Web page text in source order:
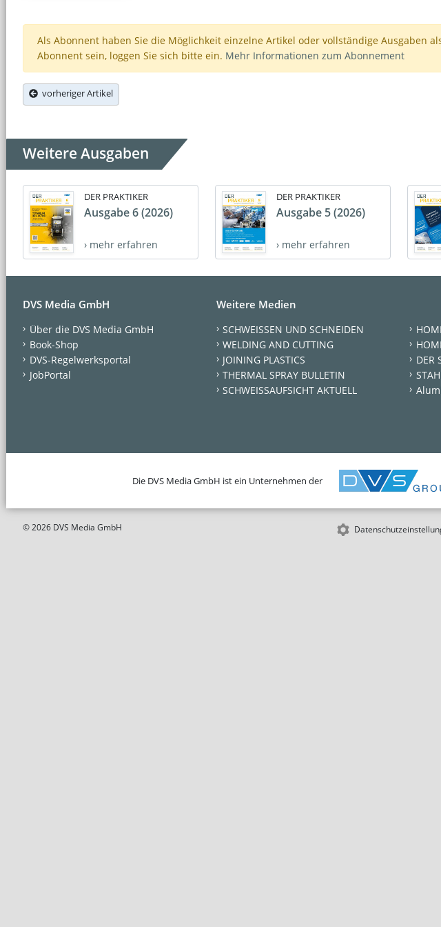
Als Abonnent haben Sie die Möglichkeit einzelne Artikel oder vollständige Ausgaben
Abonnent sein, loggen Sie sich bitte ein. Mehr Informationen zum Abonnement
vorheriger Artikel
Weitere Ausgaben
DER PRAKTIKER
Ausgabe 6 (2026)
› mehr erfahren
DER PRAKTIKER
Ausgabe 5 (2026)
› mehr erfahren
DVS Media GmbH
Über die DVS Media GmbH
Book-Shop
DVS-Regelwerksportal
JobPortal
Weitere Medien
SCHWEISSEN UND SCHNEIDEN
WELDING AND CUTTING
JOINING PLASTICS
THERMAL SPRAY BULLETIN
SCHWEISSAUFSICHT AKTUELL
DER
Die DVS Media GmbH ist ein Unternehmen der
© 2026 DVS Media GmbH